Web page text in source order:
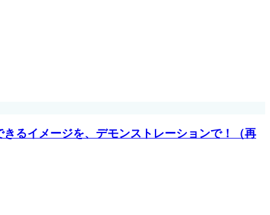
るイメージを、デモンストレーションで！（再